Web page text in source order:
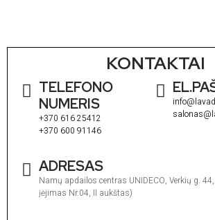
KONTAKTAI
TELEFONO
NUMERIS
+370 616 25412
+370 600 91146
ADRESAS
Namų apdailos centras UNIDECO, Verkių g.
įėjimas Nr.04, II aukštas)